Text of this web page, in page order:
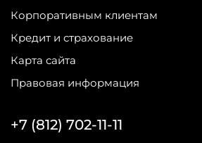
Корпоративным клиентам
Кредит и страхование
Карта сайта
Правовая информация
+7 (812) 702-11-11